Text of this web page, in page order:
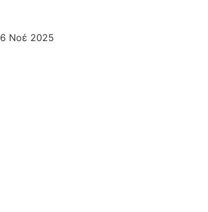
Νοέ 2025